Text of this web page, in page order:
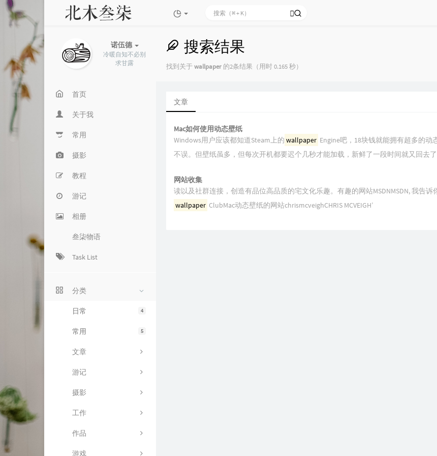
诺伍德
冷暖自知不必别
求甘露
首页
关于我
常用
摄影
教程
游记
相册
叁柒物语
Task List
分类
4
日常
5
常用
文章
游记
摄影
工作
作品
游戏
搜索结果
找到关于wallpaper 的2条结果（用时 0.165 秒）
文章
Mac如何使用动态壁纸
Windows用户应该都知道Steam上的 wallpaper Engine吧，18块钱就能拥有超多的动
不误。但壁纸虽多，但每次开机都要迟个几秒才能加载，新鲜了一段时间就又回去
网站收集
读以及社群连接，创造有品位高品质的宅文化乐趣。有趣的网站MSDNMSDN, 我告诉
wallpaper ClubMac动态壁纸的网站chrismcveighCHRIS MCVEIGH’